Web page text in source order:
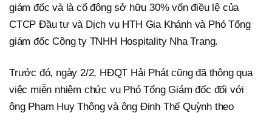
giám đốc và là cổ đông sở hữu 30% vốn điều lệ của
CTCP Đầu tư và Dịch vụ HTH Gia Khánh và Phó Tổng
giám đốc Công ty TNHH Hospitality Nha Trang.
Trước đó, ngày 2/2, HĐQT Hải Phát cũng đã thông qua
việc miễn nhiệm chức vụ Phó Tổng Giám đốc đối với
ông Phạm Huy Thông và ông Đinh Thế Quỳnh theo